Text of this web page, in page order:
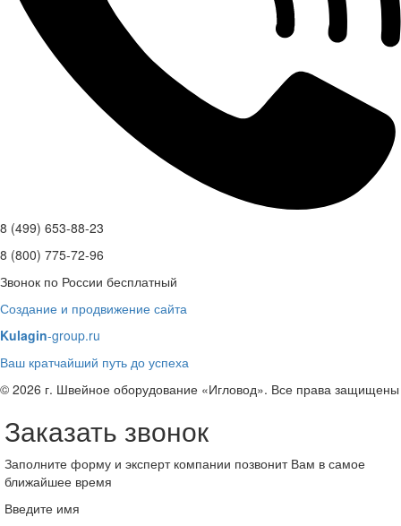
8 (499) 653-88-23
8 (800) 775-72-96
Звонок по России бесплатный
Создание и продвижение сайта
Kulagin-group.ru
Ваш кратчайший путь до успеха
© 2026 г. Швейное оборудование «Игловод». Все права защищены
Заказать звонок
Заполните форму и эксперт компании позвонит Вам в самое
ближайшее время
Введите имя